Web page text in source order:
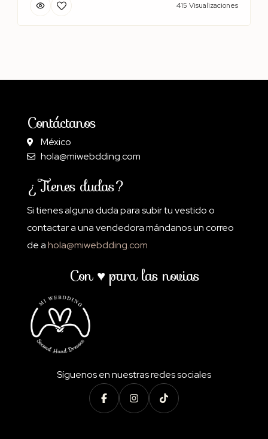
415 Visualizaciones
Contáctanos
México
hola@miwebdding.com
¿Tienes dudas?
Si tienes alguna duda para subir tu vestido o
contactar a una vendedora mándanos un correo
de ahola@miwebdding.com
Con ♥ para las novias
Síguenos en nuestras redes sociales